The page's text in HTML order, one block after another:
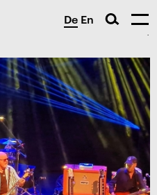
De En